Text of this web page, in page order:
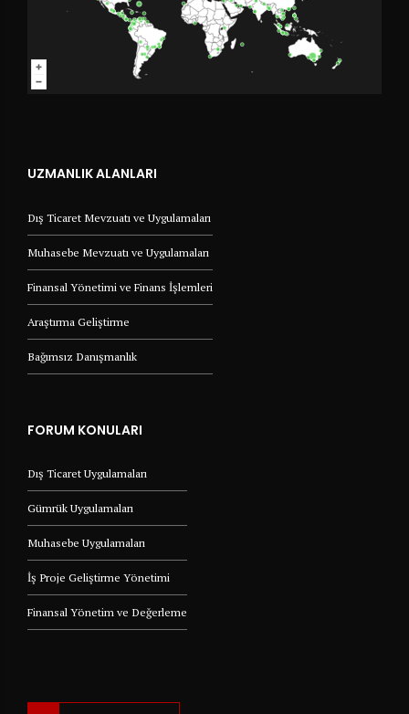
UZMANLIK ALANLARI
Dış Ticaret Mevzuatı ve Uygulamaları
Muhasebe Mevzuatı ve Uygulamaları
Finansal Yönetimi ve Finans İşlemleri
Araştırma Geliştirme
Bağımsız Danışmanlık
FORUM KONULARI
Dış Ticaret Uygulamaları
Gümrük Uygulamaları
Muhasebe Uygulamaları
İş Proje Geliştirme Yönetimi
Finansal Yönetim ve Değerleme